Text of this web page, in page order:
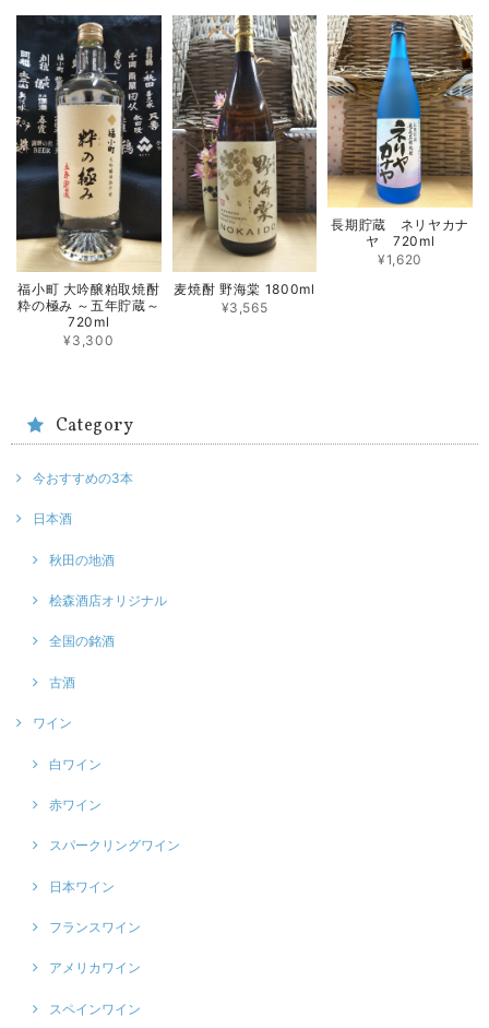
福小町 大吟醸粕取焼酎
粋の極み ～五年貯蔵～
720ml
¥3,300
麦焼酎 野海棠 1800ml
¥3,565
長期貯蔵 ネリヤカナ
ヤ 720ml
¥1,620
Category
今おすすめの3本
日本酒
秋田の地酒
桧森酒店オリジナル
全国の銘酒
古酒
ワイン
白ワイン
赤ワイン
スパークリングワイン
日本ワイン
フランスワイン
アメリカワイン
スペインワイン